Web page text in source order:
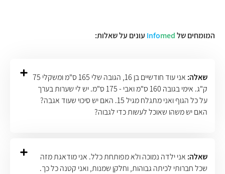
המומחים של Infomed עונים על שאלות:
שאלה:
אני עוד חודשיים בן 16, הגובה שלי 165 ס"מ ומשקלי 75
ק"ג. אימי בגובה 160 ס"מ ואבי - 175 ס"מ. יש לי שערות בערך
על כל הגוף ואני מתגלח מגיל 15. האם יש סיכוי שעוד אגבה?
האם יש משהו שאוכל לעשות כדי לגבוה?
שאלה: אני ילדה נמוכה ולא מפותחת כלל. אני מודאגת מזה
שכל חברותי לכיתה גבוהות, וחלקן שמנות, ואני קטנה כל כך.